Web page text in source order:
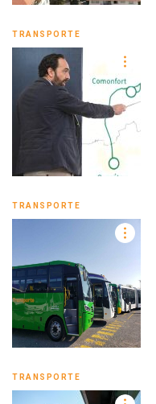
TRANSPORTE
TRANSPORTE
TRANSPORTE